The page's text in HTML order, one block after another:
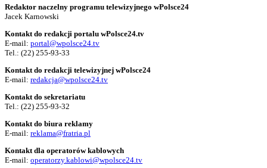
Redaktor naczelny programu telewizyjnego wPolsce24
Jacek Karnowski
Kontakt do redakcji portalu wPolsce24.tv
E-mail: portal@wpolsce24.tv
Tel.: (22) 255-93-33
Kontakt do redakcji telewizyjnej wPolsce24
E-mail: redakcja@wpolsce24.tv
Kontakt do sekretariatu
Tel.: (22) 255-93-32
Kontakt do biura reklamy
E-mail: reklama@fratria.pl
Kontakt dla operatorów kablowych
E-mail: operatorzy.kablowi@wpolsce24.tv